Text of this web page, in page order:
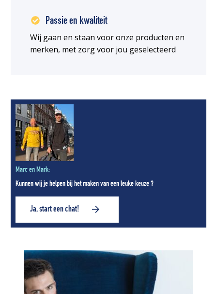
Passie en kwaliteit
Wij gaan en staan voor onze producten en
merken, met zorg voor jou geselecteerd
Marc en Mark:
Kunnen wij je helpen bij het maken van een leuke keuze ?
Ja, start een chat!